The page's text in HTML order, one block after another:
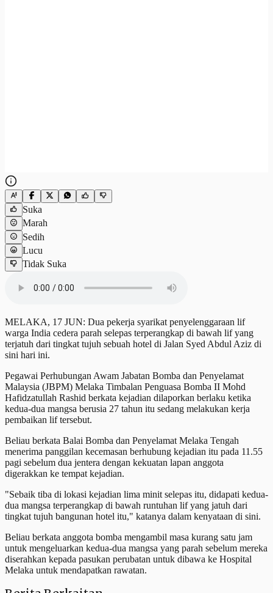
Suka
Marah
Sedih
Lucu
Tidak Suka
MELAKA, 17 JUN: Dua pekerja syarikat penyelenggaraan lif
warga India cedera parah selepas terperangkap di bawah lif yang
terjatuh dari tingkat tujuh sebuah hotel di Jalan Syed Abdul Aziz di
sini hari ini.
Pegawai Perhubungan Awam Jabatan Bomba dan Penyelamat
Malaysia (JBPM) Melaka Timbalan Penguasa Bomba II Mohd
Hafidzatullah Rashid berkata kejadian dilaporkan berlaku ketika
kedua-dua mangsa berusia 27 tahun itu sedang melakukan kerja
pembaikan lif tersebut.
Beliau berkata Balai Bomba dan Penyelamat Melaka Tengah
menerima panggilan kecemasan berhubung kejadian itu pada 11.55
pagi sebelum dua jentera dengan kekuatan lapan anggota
digerakkan ke tempat kejadian.
"Sebaik tiba di lokasi kejadian lima minit selepas itu, didapati kedua-
dua mangsa terperangkap di bawah runtuhan lif yang jatuh dari
tingkat tujuh bangunan hotel itu," katanya dalam kenyataan di sini.
Beliau berkata anggota bomba mengambil masa kurang satu jam
untuk mengeluarkan kedua-dua mangsa yang parah sebelum mereka
diserahkan kepada pasukan perubatan untuk dibawa ke Hospital
Melaka untuk mendapatkan rawatan.